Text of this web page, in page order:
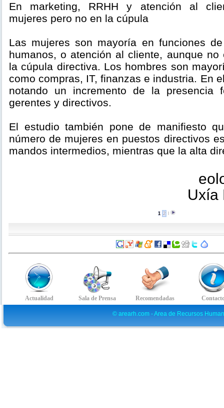
En marketing, RRHH y atención al
mujeres pero no en la cúpula
Las mujeres son mayoría en funciones
humanos, o atención al cliente, aunque
la cúpula directiva. Los hombres son
como compras, IT, finanzas e industria. En
notando un incremento de la presencia
gerentes y directivos.
El estudio también pone de manifiesto
número de mujeres en puestos directivos
mandos intermedios, mientras que la alta
Uxía
1 2
© arearh.com - Area de Recursos